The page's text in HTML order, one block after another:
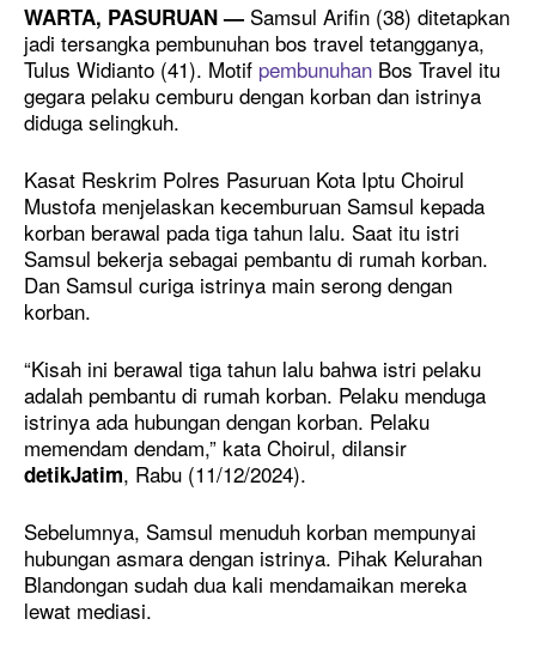
WARTA, PASURUAN — Samsul Arifin (38) ditetapkan
jadi tersangka pembunuhan bos travel tetangganya,
Tulus Widianto (41). Motif pembunuhan Bos Travel itu
gegara pelaku cemburu dengan korban dan istrinya
diduga selingkuh.
Kasat Reskrim Polres Pasuruan Kota Iptu Choirul
Mustofa menjelaskan kecemburuan Samsul kepada
korban berawal pada tiga tahun lalu. Saat itu istri
Samsul bekerja sebagai pembantu di rumah korban.
Dan Samsul curiga istrinya main serong dengan
korban.
“Kisah ini berawal tiga tahun lalu bahwa istri pelaku
adalah pembantu di rumah korban. Pelaku menduga
istrinya ada hubungan dengan korban. Pelaku
memendam dendam,” kata Choirul, dilansir
detikJatim, Rabu (11/12/2024).
Sebelumnya, Samsul menuduh korban mempunyai
hubungan asmara dengan istrinya. Pihak Kelurahan
Blandongan sudah dua kali mendamaikan mereka
lewat mediasi.